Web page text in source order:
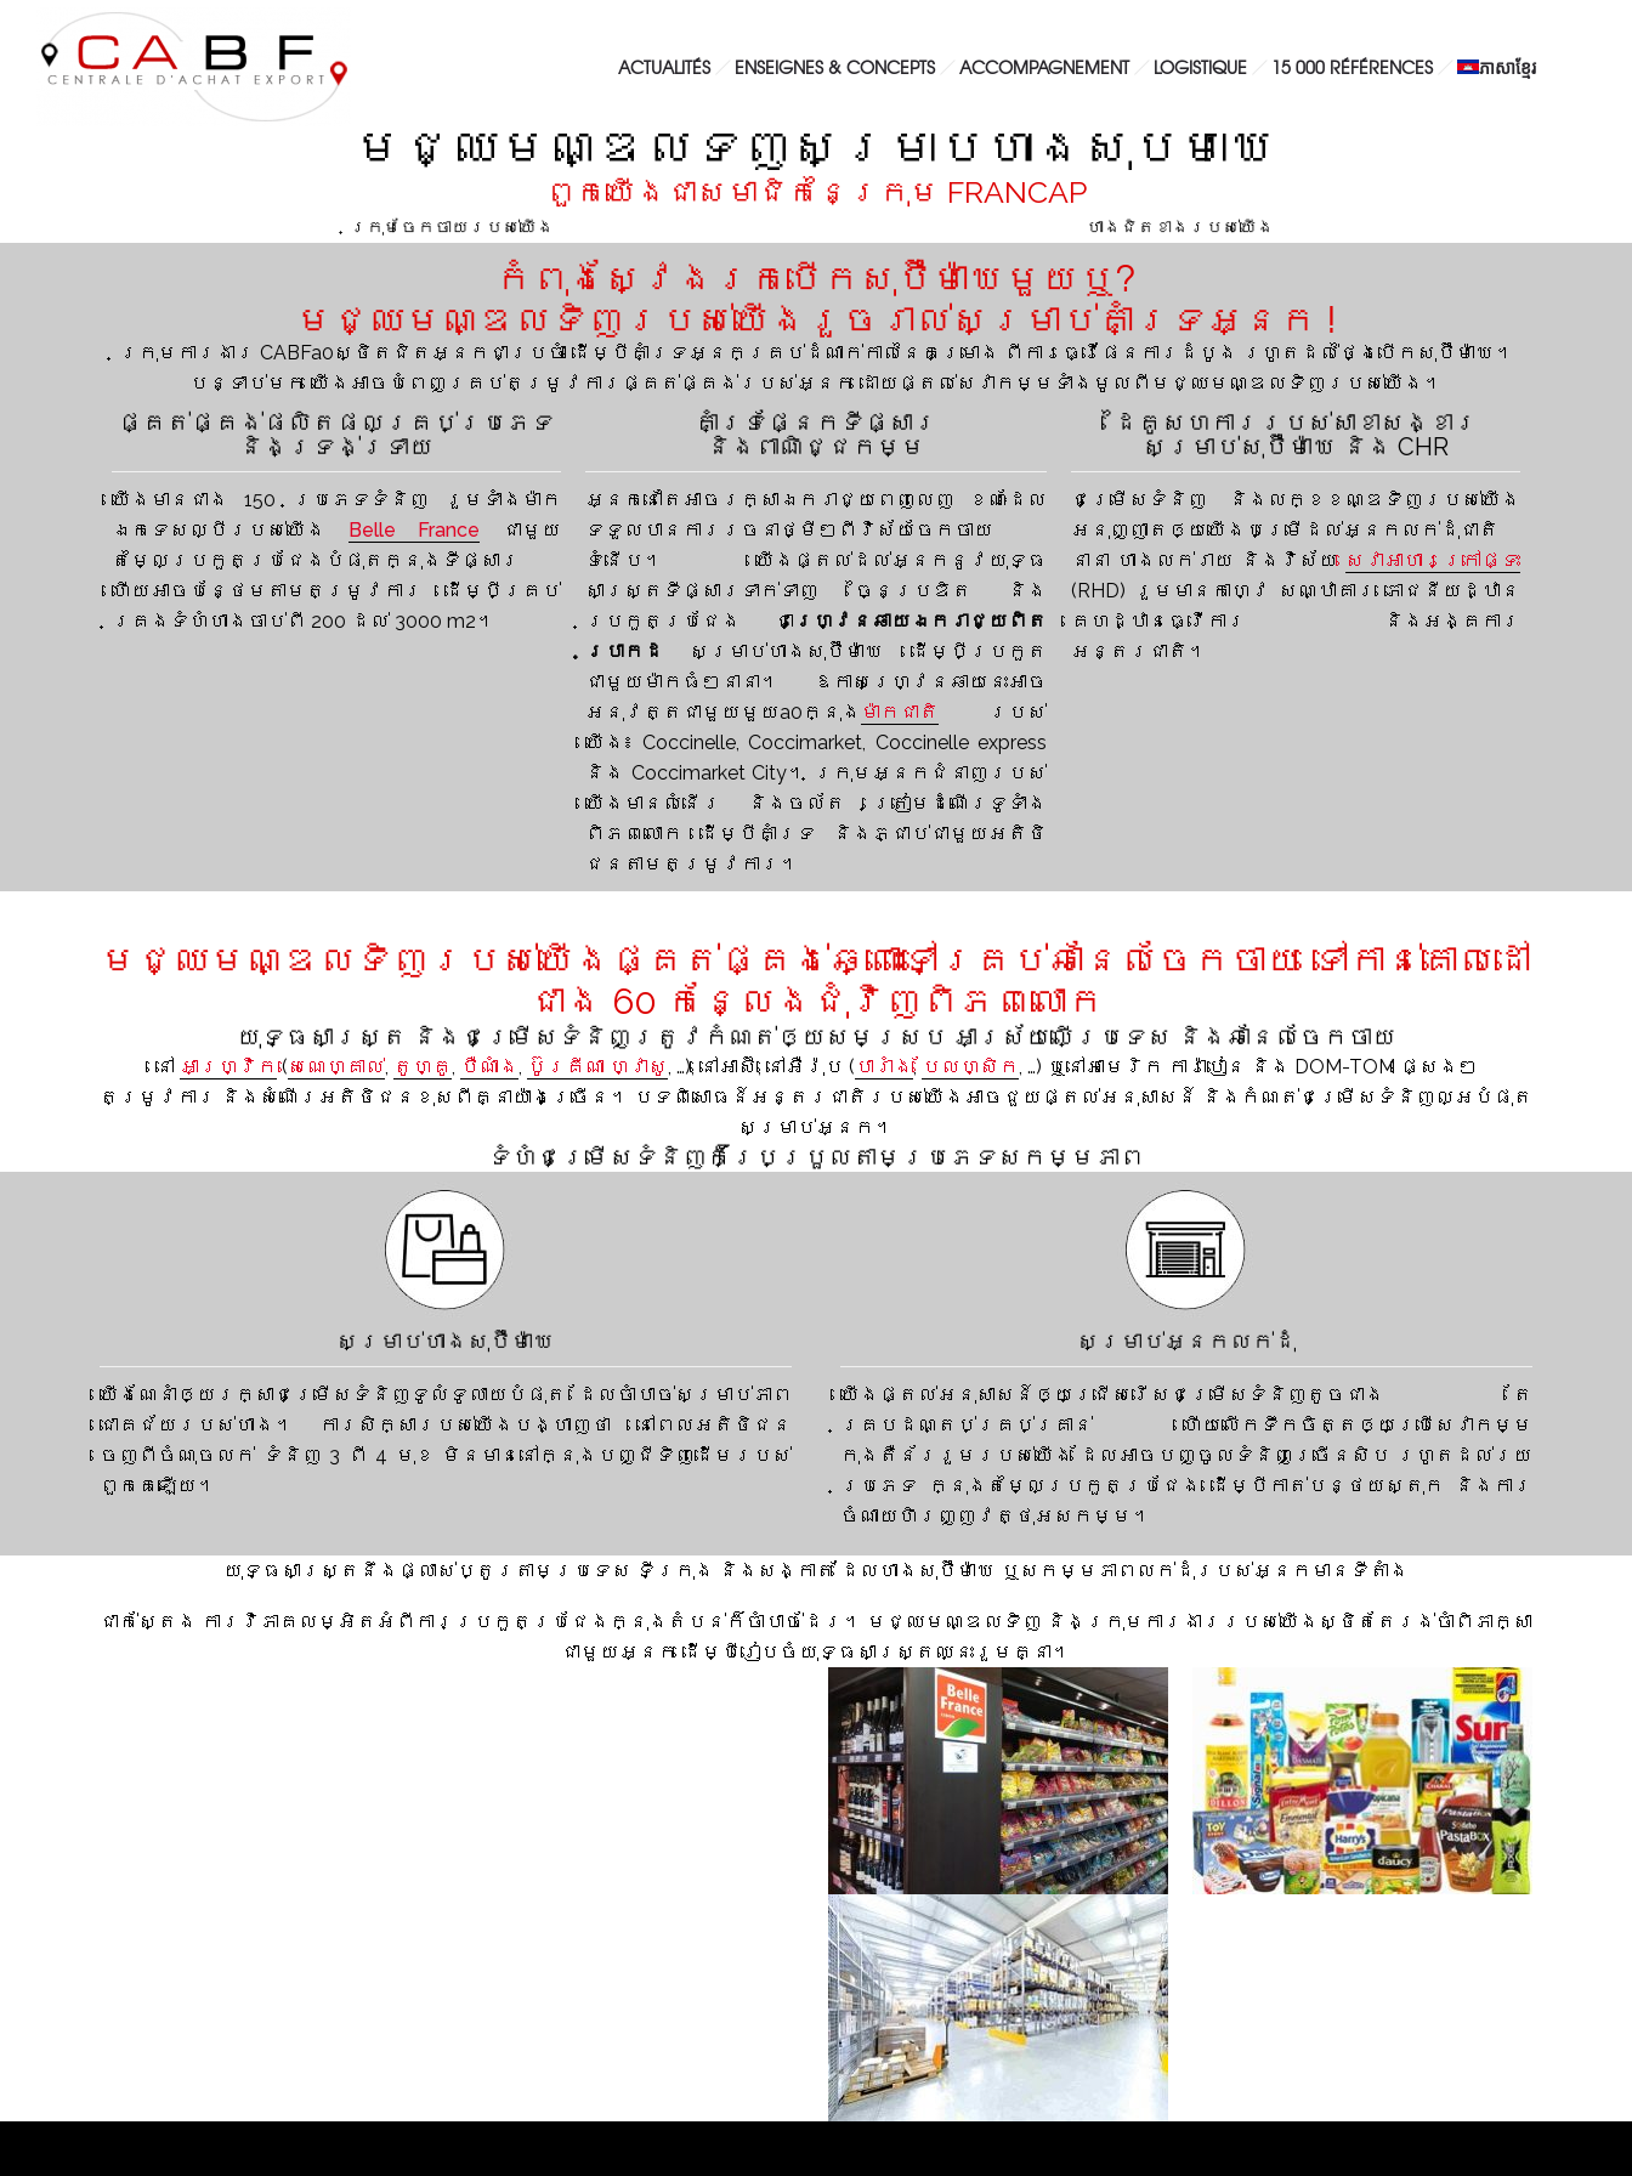
ACTUALITÉS ENSEIGNES & CONCEPTS ACCOMPAGNEMENT LOGISTIQUE 15 000 RÉFÉRENCES ភាសាខ្មែរ
បុគ្គលិក
ច្រើនជាង 12 000 នាក់
ផ្ទៃឃ្លាំង
ចំនួនហាង
ផ្ទៃលក់
មជ្ឈមណ្ឌលទិញសម្រាប់ហាងសុប៊ឺម៉ាឃេ
ពួកយើងជាសមាជិកនៃក្រុម FRANCAP
ក្រុមចែកចាយរបស់យើង ហាងជិតខាងរបស់យើង
កំពុងស្វែងរកបើកសុប៊ឺម៉ាឃេមួយឬ?
មជ្ឈមណ្ឌលទិញរបស់យើងរួចរាល់សម្រាប់គាំទ្រអ្នក !
ក្រុមការងារ CABFa0ស្ថិតជិតអ្នកជាប្រចាំ ដើម្បីគាំទ្រអ្នកគ្រប់ដំណាក់កាលនៃគម្រោង ពីការធ្វើផែនការដំបូង រហូតដល់ថ្ងៃបើកសុប៊ឺម៉ាឃេ។
បន្ទាប់មក យើងអាចបំពេញគ្រប់តម្រូវការផ្គត់ផ្គង់របស់អ្នក ដោយផ្តល់សេវាកម្មទាំងមូលពីមជ្ឈមណ្ឌលទិញរបស់យើង។
ផ្គត់ផ្គង់ផលិតផលគ្រប់ប្រភេទ
និងទ្រង់ទ្រាយ
យើងមានជាង 150 ប្រភេទទំនិញ រួមទាំងម៉ាក
ឯកទេសល្បីរបស់យើង Belle France ជាមួយ
តម្លៃប្រកួតប្រជែងបំផុតក្នុងទីផ្សារ
ហើយអាចបន្ថែមតាមតម្រូវការ ដើម្បីគ្រប់
គ្រងទំហំហាងចាប់ពី 200 ដល់ 3000 m2។
គាំទ្រផ្នែកទីផ្សារ
និងពាណិជ្ជកម្ម
អ្នកនៅតែអាចរក្សាឯករាជ្យពេញលេញ ខណៈដែល
ទទួលបានការរចនាថ្មីៗពីវិស័យចែកចាយ
ទំនើប។ យើងផ្តល់ដល់អ្នកនូវយុទ្ធ
សាស្ត្រទីផ្សារទាក់ទាញ ច្នៃប្រឌិត និង
ប្រកួតប្រជែង ជា ហ្វ្រេនឆាយឯករាជ្យពិត
ប្រាកដ
សម្រាប់ហាងសុប៊ឺម៉ាឃេ ដើម្បីប្រកួត
ជាមួយម៉ាកធំៗនានា។ ឱកាសហ្វ្រេនឆាយនេះអាច
អនុវត្តជាមួយមួយa0ក្នុង ម៉ាកជាតិ
របស់
យើង៖ Coccinelle, Coccimarket, Coccinelle express
និង Coccimarket City។ ក្រុមអ្នកជំនាញរបស់
យើងមានលំនើរ និងចល័ត ត្រៀមដំណើរទូទាំង
ពិភពលោក ដើម្បីគាំទ្រ និងភ្ជាប់ជាមួយអតិថិ
ជនតាមតម្រូវការ។
ដៃគូសហការរបស់សាខាសង្ខារ
សម្រាប់សុប៊ឺម៉ាឃេ និង CHR
ជម្រើសទំនិញ និងលក្ខខណ្ឌទិញរបស់យើង
អនុញ្ញាតឲ្យយើងបម្រើដល់អ្នកលក់ដុំជាតិ
នានា ហាងលក់រាយ និងវិស័យ សេវាអាហារក្រៅផ្ទះ
(RHD) រួមមានកាហ្វេ សណ្ឋាគារ ភោជនីយដ្ឋាន
គេហដ្ឋានធ្វើការ និងអង្គការ
អន្តរជាតិ។
មជ្ឈមណ្ឌលទិញរបស់យើងផ្គត់ផ្គង់ឆ្ពោះទៅគ្រប់ឆានែលចែកចាយ ទៅកាន់គោលដៅ
ជាង 60 កន្លែងជុំវិញពិភពលោក
យុទ្ធសាស្ត្រ និងជម្រើសទំនិញត្រូវកំណត់ឲ្យសមស្រប អាស្រ័យលើប្រទេស និងឆានែលចែកចាយ
នៅ អាហ្វ្រិក ( សេណេហ្គាល់, តូហ្គូ , បឺណាំង , ប៊ូរគីណា ហ្វាសូ, …), នៅអាស៊ី, នៅអឺរ៉ុប ( បារាំង, បែលហ្សិក , …) ឬនៅអាមេរិក ការ៉ាបៀន និង DOM-TOM ផ្សេងៗ
តម្រូវការ និងសំណើរអតិថិជនខុសពីគ្នាយ៉ាងច្រើន។ បទពិសោធន៍អន្តរជាតិរបស់យើងអាចជួយផ្តល់អនុសាសន៍ និងកំណត់ជម្រើសទំនិញល្អបំផុត
សម្រាប់អ្នក។
ទំហំជម្រើសទំនិញក៏ប្រែប្រួលតាមប្រភេទសកម្មភាព
សម្រាប់ហាងសុប៊ឺម៉ាឃេ
យើងណែនាំឲ្យរក្សាជម្រើសទំនិញទូលំទូលាយបំផុត ដែលចាំបាច់សម្រាប់ភាព
ជោគជ័យរបស់ហាង។ ការសិក្សារបស់យើងបង្ហាញថា នៅពេលអតិថិជន
ចេញពីចំណុចលក់ ទំនិញ 3 ពី 4 មុខ មិនមាននៅក្នុងបញ្ជីទិញដើមរបស់
ពួកគេឡើយ។
សម្រាប់អ្នកលក់ដុំ
យើងផ្តល់អនុសាសន៍ឲ្យជ្រើសរើសជម្រើសទំនិញតូចជាង តែ
គ្របដណ្តប់គ្រប់គ្រាន់ ហើយលើកទឹកចិត្តឲ្យប្រើសេវាកម្ម
កុងតឺន័ររួមរបស់យើង ដែលអាចបញ្ចូលទំនិញច្រើនសិប រហូតដល់រយ
ប្រភេទ ក្នុងតម្លៃប្រកួតប្រជែង ដើម្បីកាត់បន្ថយស្តុក និងការ
ចំណាយហិរញ្ញវត្ថុអសកម្ម។
យុទ្ធសាស្ត្រនឹងផ្លាស់ប្តូរតាមប្រទេស ទីក្រុង និងសង្កាត់ ដែលហាងសុប៊ឺម៉ាឃេ ឬសកម្មភាពលក់ដុំរបស់អ្នកមានទីតាំង
ជាក់ស្តែង ការវិភាគលម្អិតអំពីការប្រកួតប្រជែងក្នុងតំបន់ក៏ចាំបាច់ដែរ។ មជ្ឈមណ្ឌលទិញ និងក្រុមការងាររបស់យើងស្ថិតតែរង់ចាំពិភាក្សា
ជាមួយអ្នក ដើម្បីរៀបចំយុទ្ធសាស្ត្រឈ្នះរួមគ្នា។